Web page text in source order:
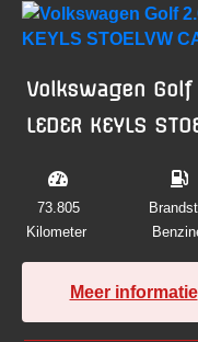
Volkswagen Golf
LEDER KEYLS
73.805
Kilometer
Meer informatie